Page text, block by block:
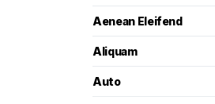
Aenean Eleifend
Aliquam
Auto